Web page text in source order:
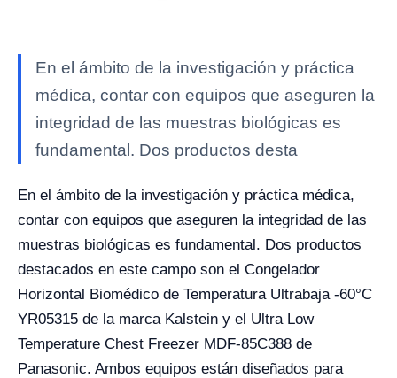
En el ámbito de la investigación y práctica
médica, contar con equipos que aseguren la
integridad de las muestras biológicas es
fundamental. Dos productos desta
En el ámbito de la investigación y práctica médica,
contar con equipos que aseguren la integridad de las
muestras biológicas es fundamental. Dos productos
destacados en este campo son el Congelador
Horizontal Biomédico de Temperatura Ultrabaja -60°C
YR05315 de la marca Kalstein y el Ultra Low
Temperature Chest Freezer MDF-85C388 de
Panasonic. Ambos equipos están diseñados para